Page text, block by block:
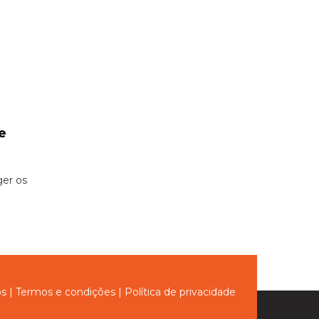
os
| Termos e condições | Política de privacidade